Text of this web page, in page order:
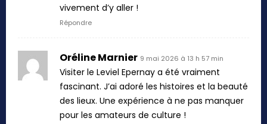
vivement d’y aller !
Répondre
Oréline Marnier 9 mai 2026 à 13 h 57 min
Visiter le Leviel Epernay a été vraiment
fascinant. J’ai adoré les histoires et la beauté
des lieux. Une expérience à ne pas manquer
pour les amateurs de culture !